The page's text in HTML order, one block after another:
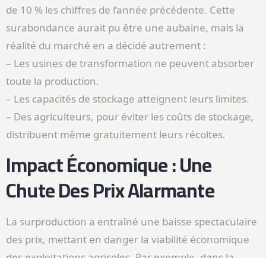
de 10 % les chiffres de l’année précédente. Cette
surabondance aurait pu être une aubaine, mais la
réalité du marché en a décidé autrement :
– Les usines de transformation ne peuvent absorber
toute la production.
– Les capacités de stockage atteignent leurs limites.
– Des agriculteurs, pour éviter les coûts de stockage,
distribuent même gratuitement leurs récoltes.
Impact Économique : Une
Chute Des Prix Alarmante
La surproduction a entraîné une baisse spectaculaire
des prix, mettant en danger la viabilité économique